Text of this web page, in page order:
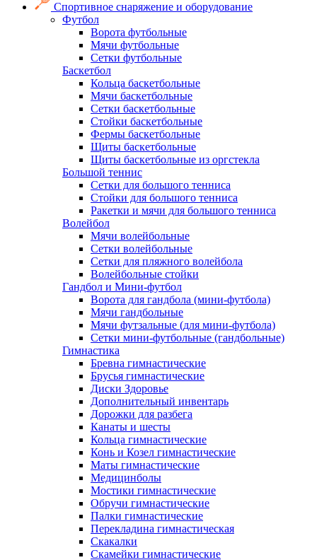
Спортивное снаряжение и оборудование
Футбол
Ворота футбольные
Мячи футбольные
Сетки футбольные
Баскетбол
Кольца баскетбольные
Мячи баскетбольные
Сетки баскетбольные
Стойки баскетбольные
Фермы баскетбольные
Щиты баскетбольные
Щиты баскетбольные из оргстекла
Большой теннис
Сетки для большого тенниса
Стойки для большого тенниса
Ракетки и мячи для большого тенниса
Волейбол
Мячи волейбольные
Сетки волейбольные
Сетки для пляжного волейбола
Волейбольные стойки
Гандбол и Мини-футбол
Ворота для гандбола (мини-футбола)
Мячи гандбольные
Мячи футзальные (для мини-футбола)
Сетки мини-футбольные (гандбольные)
Гимнастика
Бревна гимнастические
Брусья гимнастические
Диски Здоровье
Дополнительный инвентарь
Дорожки для разбега
Канаты и шесты
Кольца гимнастические
Конь и Козел гимнастические
Маты гимнастические
Медицинболы
Мостики гимнастические
Обручи гимнастические
Палки гимнастические
Перекладина гимнастическая
Скакалки
Скамейки гимнастические